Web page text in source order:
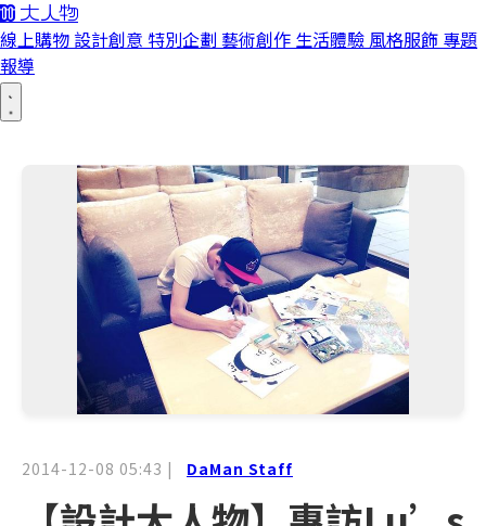
線上購物 設計創意 特別企劃 藝術創作 生活體驗 風格服飾 專題
報導
2014-12-08 05:43 | DaMan Staff